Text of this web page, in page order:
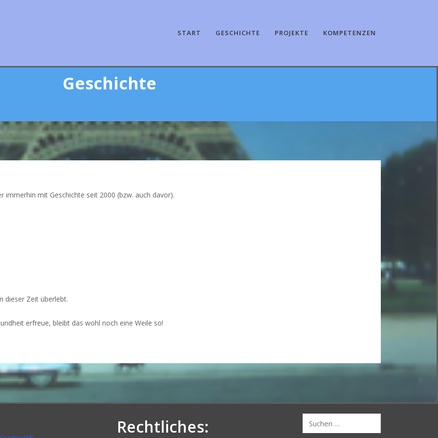
START GESCHICHTE PROJEKTE KOMPETENZEN
Geschichte
immerhin mit Geschichte seit 2000 (bzw. auch davor).
dieser Zeit überlebt.
erfreue, bleibt das wohl noch eine Weile so!
Rechtliches:
Suchen